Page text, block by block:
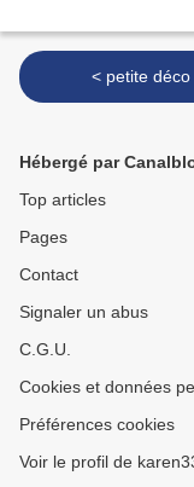
< petite déco
Hébergé par
Top articles
Pages
Contact
Signaler un abus
C.G.U.
Cookies et données
Préférences cookies
Voir le profil de